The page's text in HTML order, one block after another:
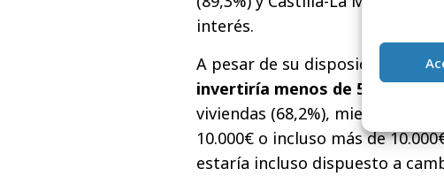
interés.
A pesar de su disposición,
la
invertiría menos de 5.000€ en
viviendas (68,2%), mientras
10.000€ o incluso más de
estaría incluso dispuesto a